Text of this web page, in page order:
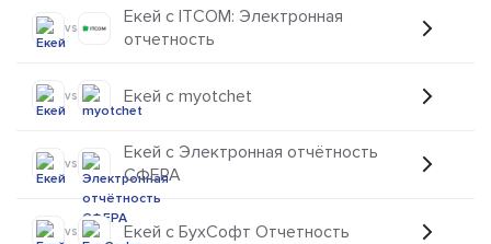
vs
Екей с ITCOM: Электронная
отчетность
vs Екей с myotchet
vs
Екей с Электронная отчётность
СФЕРА
vs Екей с БухСофт Отчетность